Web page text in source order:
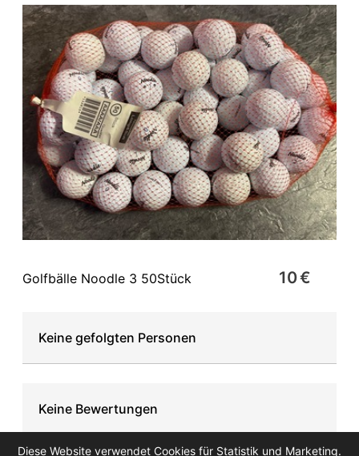
Golfbälle Noodle 3 50Stück 10 €
Keine gefolgten Personen
Keine Bewertungen
Diese Website verwendet Cookies für Statistik und Marketing.